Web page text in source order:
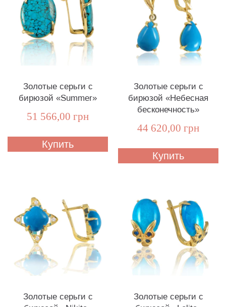
Золотые серьги с
бирюзой «Summer»
51 566,00 грн
Купить
Золотые серьги с
бирюзой «Небесная
бесконечность»
44 620,00 грн
Купить
Золотые серьги с
Золотые серьги с